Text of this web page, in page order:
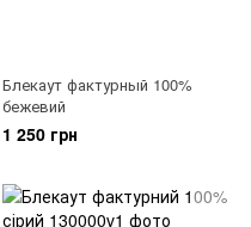
Блекаут фактурный 100%
бежевий
1 250 грн